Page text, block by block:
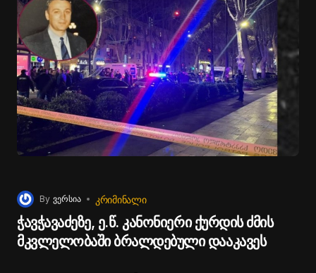
By ვერსია ᲙᲠᲘᲛᲘᲜᲐᲚᲘ
ჭავჭავაძეზე, ე.წ. კანონიერი ქურდის ძმის
მკვლელობაში ბრალდებული დააკავეს